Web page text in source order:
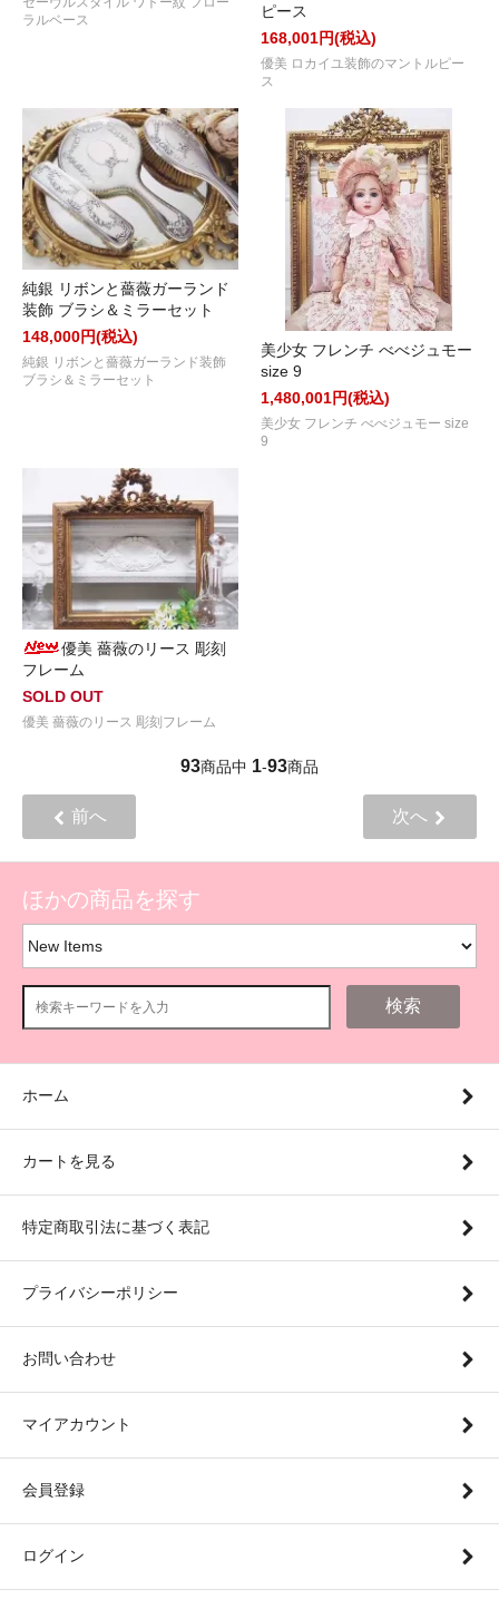
ラルベース
ピース
168,001円(税込)
優美 ロカイユ装飾のマントルピー
ス
純銀 リボンと薔薇ガーランド
装飾 ブラシ＆ミラーセット
148,000円(税込)
純銀 リボンと薔薇ガーランド装飾
ブラシ＆ミラーセット
美少女 フレンチ べべジュモー
size 9
1,480,001円(税込)
美少女 フレンチ べべジュモー size
9
優美 薔薇のリース 彫刻
フレーム
SOLD OUT
優美 薔薇のリース 彫刻フレーム
93商品中 1-93商品
前へ 次へ
ほかの商品を探す
検索
ホーム
カートを見る
特定商取引法に基づく表記
プライバシーポリシー
お問い合わせ
マイアカウント
会員登録
ログイン